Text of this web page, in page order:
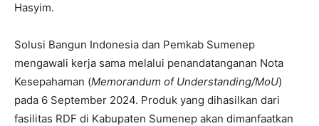
Hasyim.
Solusi Bangun Indonesia dan Pemkab Sumenep
mengawali kerja sama melalui penandatanganan Nota
Kesepahaman (Memorandum of Understanding/MoU)
pada 6 September 2024. Produk yang dihasilkan dari
fasilitas RDF di Kabupaten Sumenep akan dimanfaatkan